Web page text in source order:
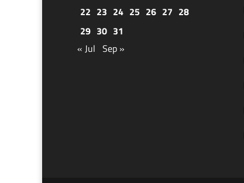
22 23 24 25 26 27 28
29 30 31
« Jul Sep »